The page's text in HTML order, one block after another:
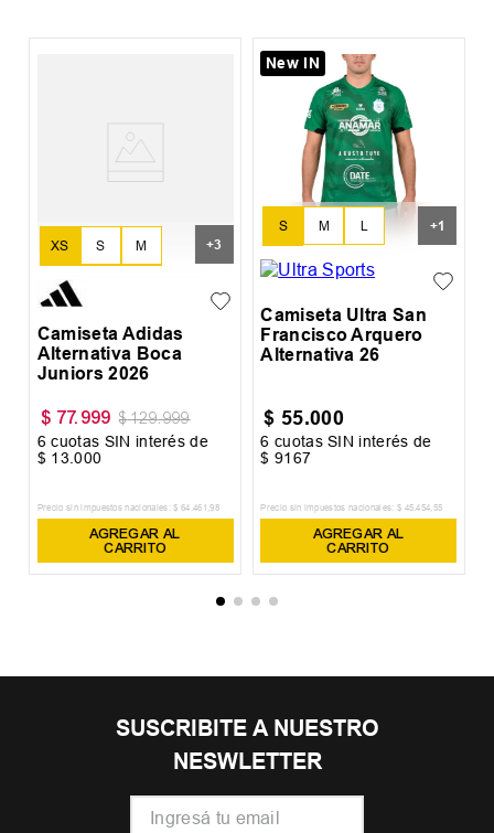
S
L
M
XS +3
Camiseta Adidas
Alternativa Boca
Juniors 2026
$ 77. 999 $ 129.999
6 cuotas SIN interés de
$ 13.000
Precio sin impuestos nacionales: $ 64 .461 ,98
AGREGAR AL
CARRITO
New IN
S L
M
XL
+1
Camiseta Ultra San
Francisco Arquero
Alternativa 26
$ 55.000
6 cuotas SIN interés de
$ 9167
Precio sin impuestos nacionales: $ 45.454,55
AGREGAR AL
CARRITO
SUSCRIBITE A NUESTRO
NESWLETTER